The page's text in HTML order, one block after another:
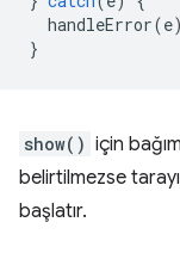
handleError(e
}
show() için
belirtilmezse
başlatır.